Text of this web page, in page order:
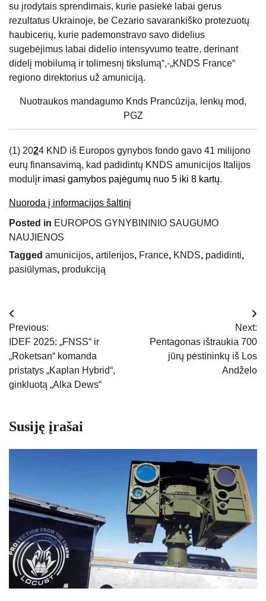
su įrodytais sprendimais, kurie pasiekė labai gerus
rezultatus Ukrainoje, be Cezario savarankiško protezuotų
haubicerių, kurie pademonstravo savo didelius
sugebėjimus labai didelio intensyvumo teatre, derinant
didelį mobilumą ir tolimesnį tikslumą“,-„KNDS France“
regiono direktorius už amuniciją.
Nuotraukos mandagumo Knds Prancūzija, lenkų mod,
PGZ
(1) 2024 KND iš Europos gynybos fondo gavo 41 milijono
eurų finansavimą, kad padidintų KNDS amunicijos Italijos
modulįr imasi gamybos pajėgumų nuo 5 iki 8 kartų.
Nuoroda į informacijos šaltinį
Posted in EUROPOS GYNYBININIO SAUGUMO
NAUJIENOS
Tagged amunicijos, artilerijos, France, KNDS, padidinti,
pasiūlymas, produkciją
Navigacija
tarp
įrašų
Previous:
IDEF 2025: „FNSS“ ir
„Roketsan“ komanda
pristatys „Kaplan Hybrid“,
ginkluotą „Alka Dews“
Next:
Pentagonas ištraukia 700
jūrų pėstininkų iš Los
Andželo
Susiję įrašai